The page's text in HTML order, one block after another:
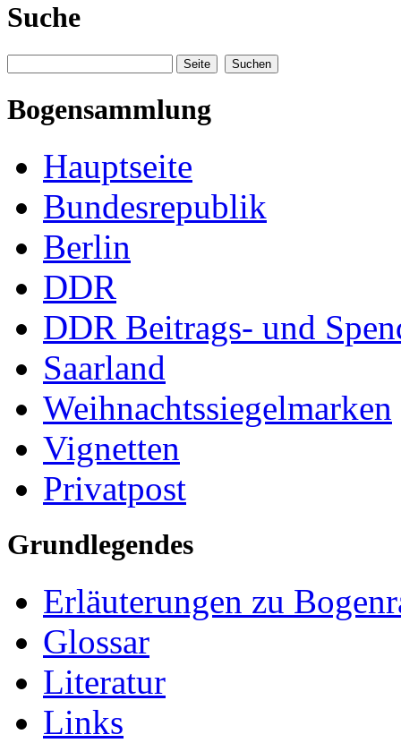
Suche
Bogensammlung
Hauptseite
Bundesrepublik
Berlin
DDR
DDR Beitrags- und
Saarland
Weihnachtssiegelmarken
Vignetten
Privatpost
Grundlegendes
Erläuterungen zu
Glossar
Literatur
Links